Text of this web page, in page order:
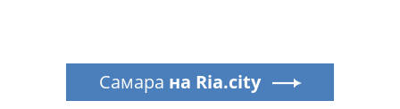
Самара на Ria.city